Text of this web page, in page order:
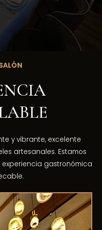
y vibrante, excelente
artesanales. Estamos
gastronómica